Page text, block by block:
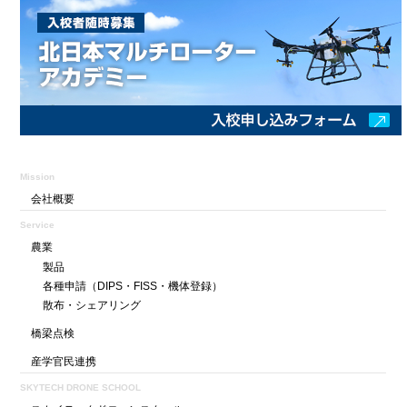
Mission
会社概要
Service
農業
製品
各種申請 （DIPS・FISS・機体登録）
散布・シェアリング
橋梁点検
産学官民連携
SKYTECH DRONE SCHOOL